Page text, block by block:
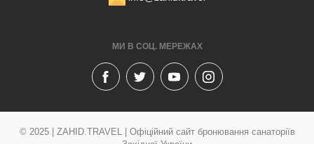
МИ В СОЦ. МЕРЕЖАХ
© 2025 | ZAHID.TRAVEL | Офіційний сайт бронювання санаторіїв